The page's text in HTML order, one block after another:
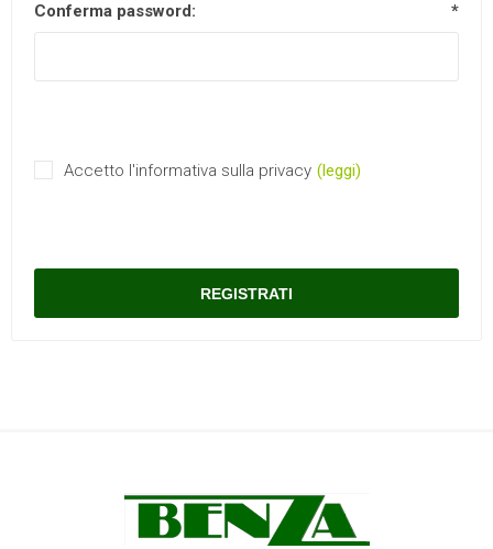
Conferma password: *
Accetto l'informativa sulla privacy (leggi)